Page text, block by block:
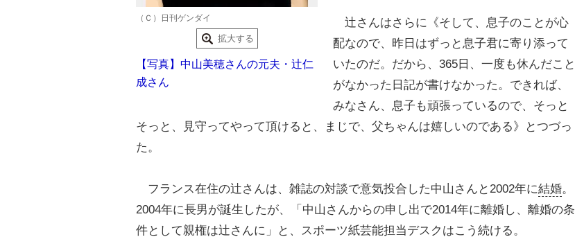
（Ｃ）日刊ゲンダイ
拡大する
【写真】中山美穂さんの元夫・辻仁
成さん
辻さんはさらに《そして、息子のことが心
配なので、昨日はずっと息子君に寄り添って
いたのだ。だから、365日、一度も休んだこと
がなかった日記が書けなかった。できれば、
みなさん、息子も頑張っているので、そっと
そっと、見守ってやって頂けると、まじで、父ちゃんは嬉しいのである》とつづっ
た。
フランス在住の辻さんは、雑誌の対談で意気投合した中山さんと2002年に結婚。
2004年に長男が誕生したが、「中山さんからの申し出で2014年に離婚し、離婚の条
件として親権は辻さんに」と、スポーツ紙芸能担当デスクはこう続ける。